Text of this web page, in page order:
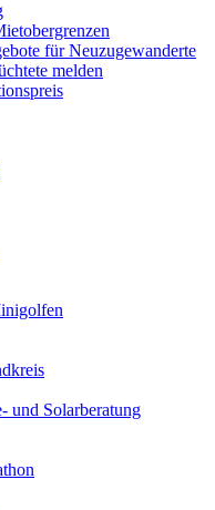
für Neuzugewanderte
melden
und Solarberatung